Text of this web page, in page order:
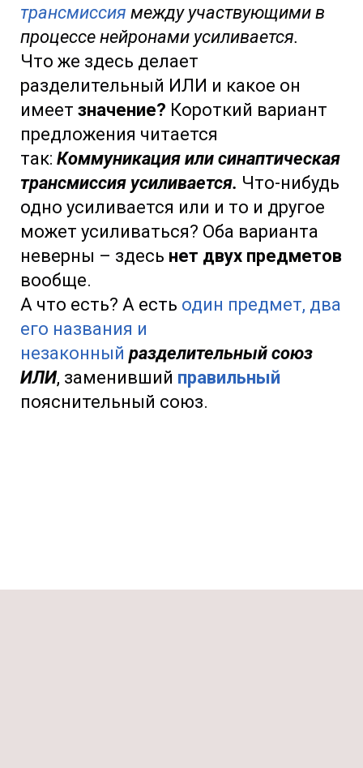
трансмиссия между участвующими в
процессе нейронами усиливается.
Что же здесь делает
разделительный ИЛИ и какое он
имеет значение? Короткий вариант
предложения читается
так: Коммуникация или синаптическая
трансмиссия усиливается. Что-нибудь
одно усиливается или и то и другое
может усиливаться? Оба варианта
неверны – здесь нет двух предметов
вообще.
А что есть? А есть один предмет, два
его названия и
незаконный разделительный союз
ИЛИ, заменивший правильный
пояснительный союз.